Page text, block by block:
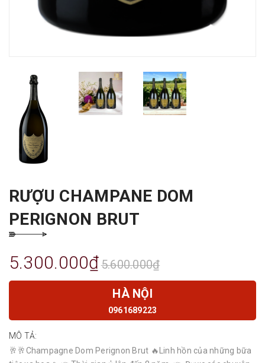
RƯỢU CHAMPANE DOM
PERIGNON BRUT
5.300.000₫5.600.000₫
HÀ NỘI
0961689223
MÔ TẢ:
🥂🥂Champagne Dom Perignon Brut 🔥Linh hồn của những bữa